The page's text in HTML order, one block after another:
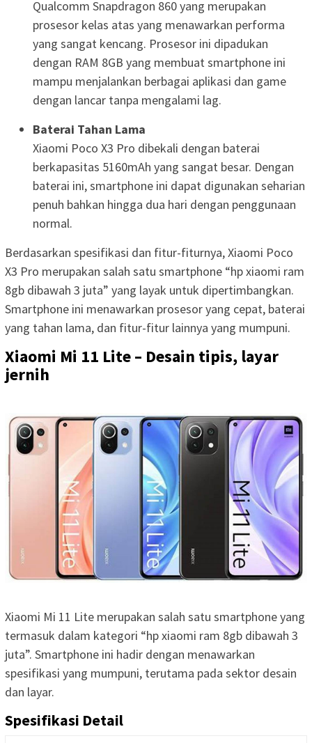
Qualcomm Snapdragon 860 yang merupakan
prosesor kelas atas yang menawarkan performa
yang sangat kencang. Prosesor ini dipadukan
dengan RAM 8GB yang membuat smartphone ini
mampu menjalankan berbagai aplikasi dan game
dengan lancar tanpa mengalami lag.
Baterai Tahan Lama
Xiaomi Poco X3 Pro dibekali dengan baterai
berkapasitas 5160mAh yang sangat besar. Dengan
baterai ini, smartphone ini dapat digunakan seharian
penuh bahkan hingga dua hari dengan penggunaan
normal.
Berdasarkan spesifikasi dan fitur-fiturnya, Xiaomi Poco
X3 Pro merupakan salah satu smartphone “hp xiaomi ram
8gb dibawah 3 juta” yang layak untuk dipertimbangkan.
Smartphone ini menawarkan prosesor yang cepat, baterai
yang tahan lama, dan fitur-fitur lainnya yang mumpuni.
Xiaomi Mi 11 Lite – Desain tipis, layar
jernih
Xiaomi Mi 11 Lite merupakan salah satu smartphone yang
termasuk dalam kategori “hp xiaomi ram 8gb dibawah 3
juta”. Smartphone ini hadir dengan menawarkan
spesifikasi yang mumpuni, terutama pada sektor desain
dan layar.
Spesifikasi Detail